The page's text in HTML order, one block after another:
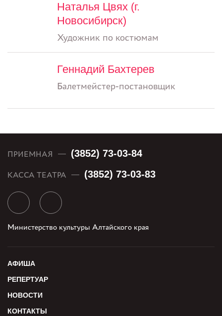
Наталья Цвях (г.
Новосибирск)
Художник по костюмам
Геннадий Бахтерев
Балетмейстер-постановщик
ПРИЕМНАЯ (3852) 73-03-84
КАССА ТЕАТРА (3852) 73-03-83
Министерство культуры Алтайского края
АФИША
РЕПЕРТУАР
НОВОСТИ
КОНТАКТЫ